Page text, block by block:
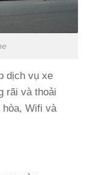
dịch vụ xe
rãi và thoải
Wifi và